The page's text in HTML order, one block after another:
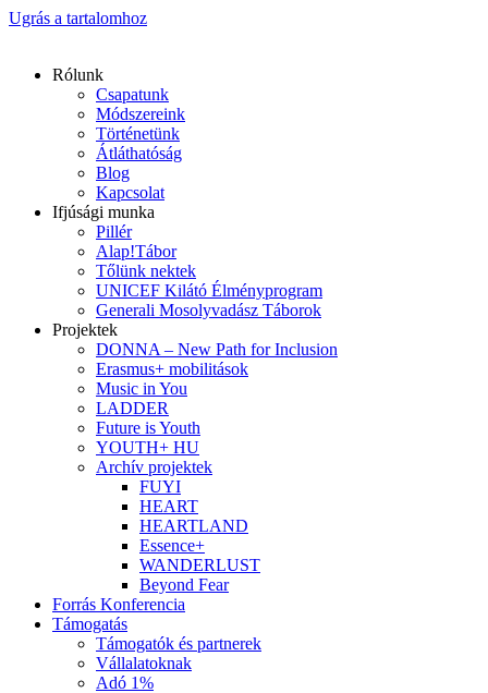
Ugrás a tartalomhoz
Rólunk
Csapatunk
Módszereink
Történetünk
Átláthatóság
Blog
Kapcsolat
Ifjúsági munka
Pillér
Alap!Tábor
Tőlünk nektek
UNICEF Kilátó Élményprogram
Generali Mosolyvadász Táborok
Projektek
DONNA – New Path for Inclusion
Erasmus+ mobilitások
Music in You
LADDER
Future is Youth
YOUTH+ HU
Archív projektek
FUYI
HEART
HEARTLAND
Essence+
WANDERLUST
Beyond Fear
Forrás Konferencia
Támogatás
Támogatók és partnerek
Vállalatoknak
Adó 1%